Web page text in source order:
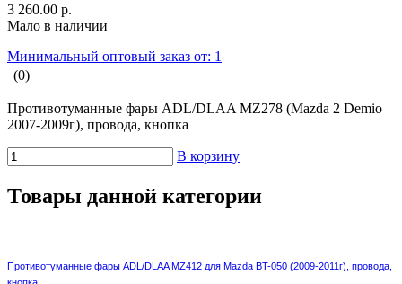
3 260.00 р.
Мало в наличии
Минимальный оптовый заказ от: 1
(0)
Противотуманные фары ADL/DLAA MZ278 (Mazda 2 Demio
2007-2009г), провода, кнопка
В корзину
Товары данной категории
Противотуманные фары ADL/DLAA MZ412 для Mazda BT-050 (2009-2011г), провода,